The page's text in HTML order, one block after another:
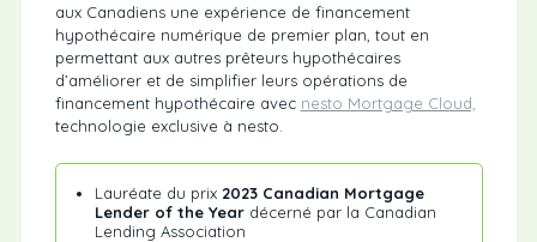
aux Canadiens une expérience de financement
hypothécaire numérique de premier plan, tout en
permettant aux autres prêteurs hypothécaires
d’améliorer et de simplifier leurs opérations de
financement hypothécaire avec nesto Mortgage Cloud,
technologie exclusive à nesto.
Lauréate du prix 2023 Canadian Mortgage
Lender of the Year décerné par la Canadian
Lending Association